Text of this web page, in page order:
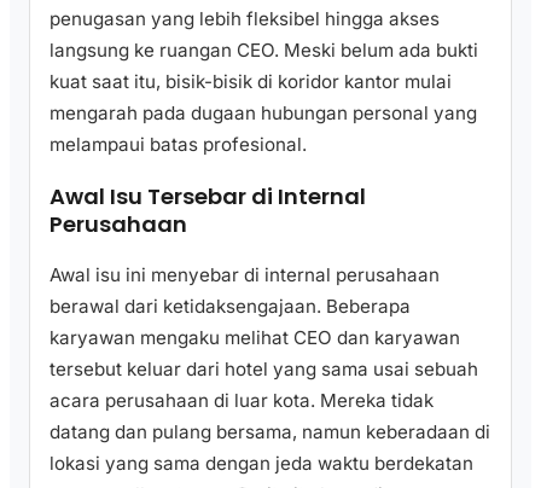
penugasan yang lebih fleksibel hingga akses
langsung ke ruangan CEO. Meski belum ada bukti
kuat saat itu, bisik-bisik di koridor kantor mulai
mengarah pada dugaan hubungan personal yang
melampaui batas profesional.
Awal Isu Tersebar di Internal
Perusahaan
Awal isu ini menyebar di internal perusahaan
berawal dari ketidaksengajaan. Beberapa
karyawan mengaku melihat CEO dan karyawan
tersebut keluar dari hotel yang sama usai sebuah
acara perusahaan di luar kota. Mereka tidak
datang dan pulang bersama, namun keberadaan di
lokasi yang sama dengan jeda waktu berdekatan